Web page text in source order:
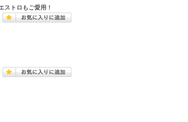
ストロもご愛用！